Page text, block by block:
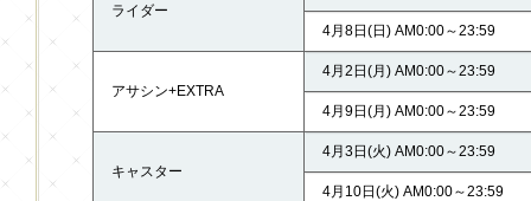
ライダー
4月8日(日) AM0:00～23:59
アサシン+EXTRA
4月2日(月) AM0:00～23:59
4月9日(月) AM0:00～23:59
キャスター
4月3日(火) AM0:00～23:59
4月10日(火) AM0:00～23:59